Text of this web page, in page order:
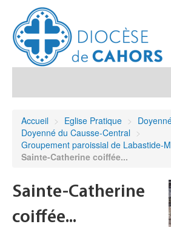
Démarches et sacrements
Agenda diocésain
Accueil > Eglise Pratique >
Doyenné du Causse-Central >
Groupement paroissial de Labastide-
Sainte-Catherine coiffée...
Sainte-Catherine
coiffée...